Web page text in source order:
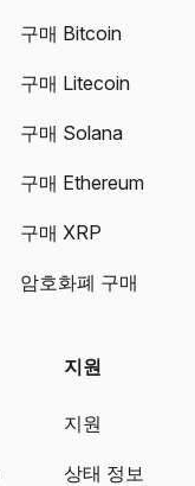
구매 Bitcoin
구매 Litecoin
구매 Solana
구매 Ethereum
구매 XRP
암호화폐 구매
지원
지원
상태 정보